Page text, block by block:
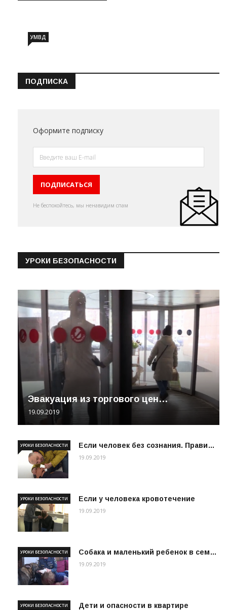
УМВД
ПОДПИСКА
Оформите подписку
Не беспокойтесь, мы ненавидим спам
УРОКИ БЕЗОПАСНОСТИ
Эвакуация из торгового цен…
19.09.2019
Если человек без сознания. Прави…
УРОКИ БЕЗОПАСНОСТИ
19.09.2019
Если у человека кровотечение
УРОКИ БЕЗОПАСНОСТИ
19.09.2019
Собака и маленький ребенок в сем…
УРОКИ БЕЗОПАСНОСТИ
19.09.2019
Дети и опасности в квартире
УРОКИ БЕЗОПАСНОСТИ